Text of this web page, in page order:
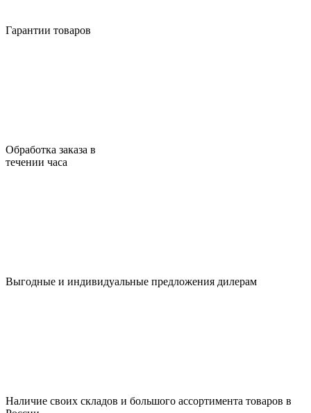
Гарантии товаров
Обработка заказа в
течении часа
Выгодные и индивидуальные предложения дилерам
Наличие своих складов и большого ассортимента товаров в